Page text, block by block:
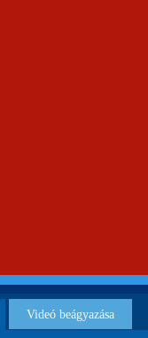
Videó beágyazása